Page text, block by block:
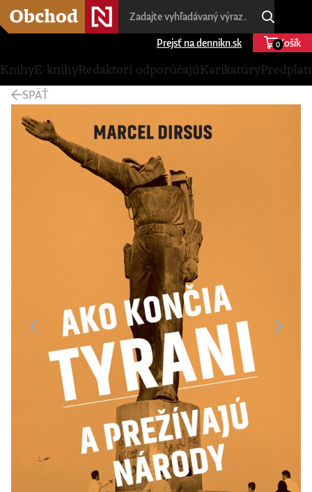
Prejsť na dennikn.sk Košík
0
KnihyE-knihyRedaktori odporúčajúKarikatúry
SPÄŤ